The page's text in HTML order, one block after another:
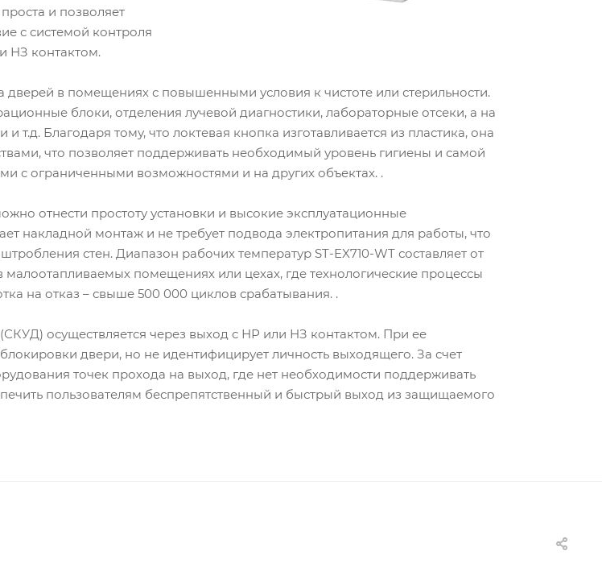
и позволяет
с системой контроля
НЗ контактом.
дверей в помещениях с повышенными условия к чистоте или стерильности.
блоки, отделения лучевой диагностики, лабораторные отсеки, а на
Благодаря тому, что локтевая кнопка изготавливается из пластика, она
что позволяет поддерживать необходимый уровень гигиены и самой
с ограниченными возможностями и на других объектах. .
отнести простоту установки и высокие эксплуатационные
накладной монтаж и не требует подвода электропитания для работы, что
стен. Диапазон рабочих температур ST-EX710-WT составляет от
малоотапливаемых помещениях или цехах, где технологические процессы
на отказ – свыше 500 000 циклов срабатывания. .
осуществляется через выход с НР или НЗ контактом. При ее
двери, но не идентифицирует личность выходящего. За счет
точек прохода на выход, где нет необходимости поддерживать
пользователям беспрепятственный и быстрый выход из защищаемого